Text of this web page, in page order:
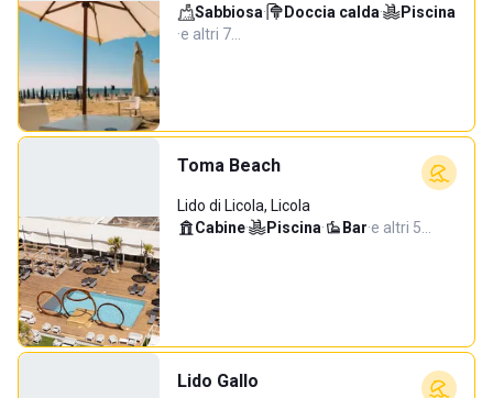
Sabbiosa· Doccia calda·
Piscina
·e altri 7…
Toma Beach
Lido di Licola, Licola
Cabine· Piscina· Bar·e altri 5…
Lido Gallo